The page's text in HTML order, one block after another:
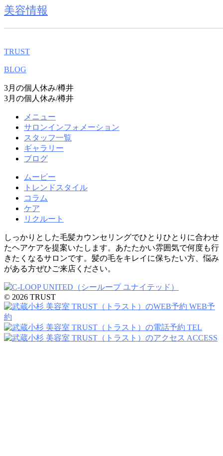
美容情報
TRUST
BLOG
3月の個人休み/樽井
3月の個人休み/樽井
メニュー
サロンインフォメーション
スタッフ一覧
ギャラリー
ブログ
ムービー
トレンドスタイル
コラム
ケア
リクルート
しっかりとした毛髪カウンセリングでひとりひとりに合わせ
たヘアケアを提案いたします。あたたかい雰囲気で何度も行
きたくなるサロンです。髪の毛をキレイに保ちたい方、悩み
がある方ぜひご来店ください。
© 2026 TRUST
WEB予
約
TEL
ACCESS